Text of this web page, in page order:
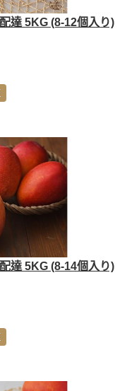
達 5KG (8-12個入り)
達 5KG (8-14個入り)